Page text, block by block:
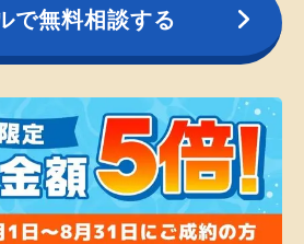
で無料相談する